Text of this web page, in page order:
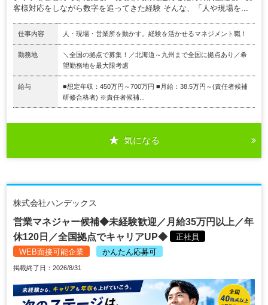
客様対応をしながら数字を追ってきた経験 そんな、「人や現場を...
仕事内容 人・現場・営業所を動かす。経験を活かせるマネジメント職！
勤務地
＼全国の拠点で募集！／北海道～九州まで全国に拠点あり／希
望勤務地を最大限考慮
給与
■想定年収：450万円～700万円 ■月給：38.5万円～(責任者候補
研修合格者) ※責任者候補...
気になる
株式会社ハンデックス
営業マネジャー候補◆未経験歓迎／月給35万円以上／年
休120日／全国拠点でキャリアUP◆
正社員
WEB面接可能企業
かんたん応募可
掲載終了日：2026/8/31